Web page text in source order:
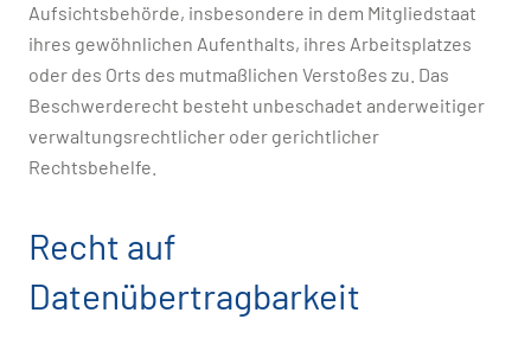
Aufsichtsbehörde, insbesondere in dem Mitgliedstaat
ihres gewöhnlichen Aufenthalts, ihres Arbeitsplatzes
oder des Orts des mutmaßlichen Verstoßes zu. Das
Beschwerderecht besteht unbeschadet anderweitiger
verwaltungsrechtlicher oder gerichtlicher
Rechtsbehelfe.
Recht auf
Datenübertragbarkeit